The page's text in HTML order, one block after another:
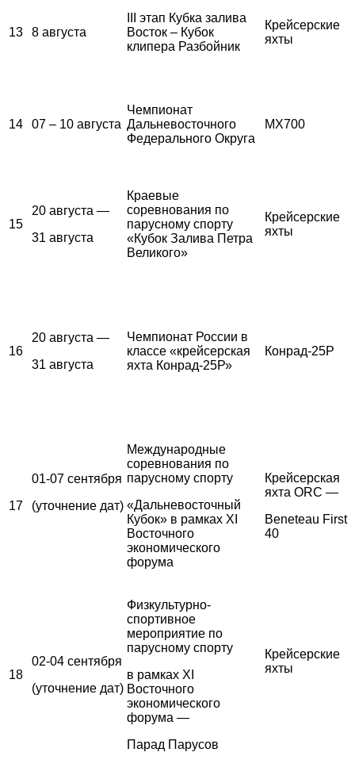
13 8 августа
III этап Кубка залива
Восток – Кубок
клипера Разбойник
Крейсерские
яхты
14 07 – 10 августа
Чемпионат
Дальневосточного
Федерального Округа
MX700
15
20 августа —
31 августа
Краевые
соревнования по
парусному спорту
«Кубок Залива Петра
Великого»
Крейсерские
яхты
16
20 августа —
31 августа
Чемпионат России в
классе «крейсерская
яхта Конрад-25Р»
Конрад-25Р
17
01-07 сентября
(уточнение дат)
Международные
соревнования по
парусному спорту
«Дальневосточный
Кубок» в рамках XI
Восточного
экономического
форума
Крейсерская
яхта ORC —
Beneteau First
40
18
02-04 сентября
(уточнение дат)
Физкультурно-
спортивное
мероприятие по
парусному спорту
в рамках XI
Восточного
экономического
форума —
Парад Парусов
Крейсерские
яхты